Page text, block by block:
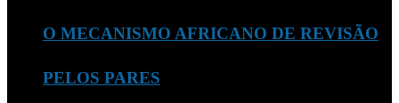
O MECANISMO AFRICANO DE REVISÃO
PELOS PARES